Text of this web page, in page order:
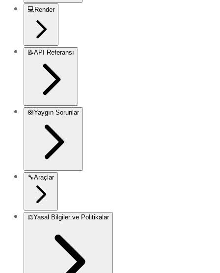
💻 Render
📝API Referansı
🛟Yaygın Sorunlar
🔧Araçlar
⚖️Yasal Bilgiler ve Politikalar